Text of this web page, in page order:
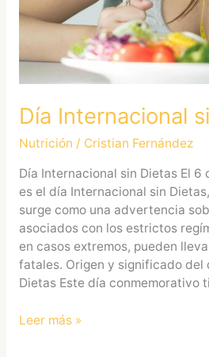
Día Internacional
Nutrición / Cristian Fernández
Día Internacional sin Dietas El 6
es el día Internacional sin
surge como una advertencia
asociados con los estrictos
en casos extremos, pueden
fatales. Origen y significado del
Dietas Este día conmemorativo
Leer más »